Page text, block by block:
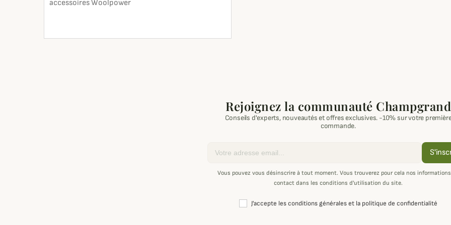
accessoires Woolpower
Rejoignez la communauté Champgrand
Conseils d'experts, nouveautés et offres exclusives. -10% sur votre
commande.
Vous pouvez vous désinscrire à tout moment. Vous trouverez pour cela nos
contact dans les conditions d'utilisation du site.
J'accepte les conditions générales et la politique de confidentialité